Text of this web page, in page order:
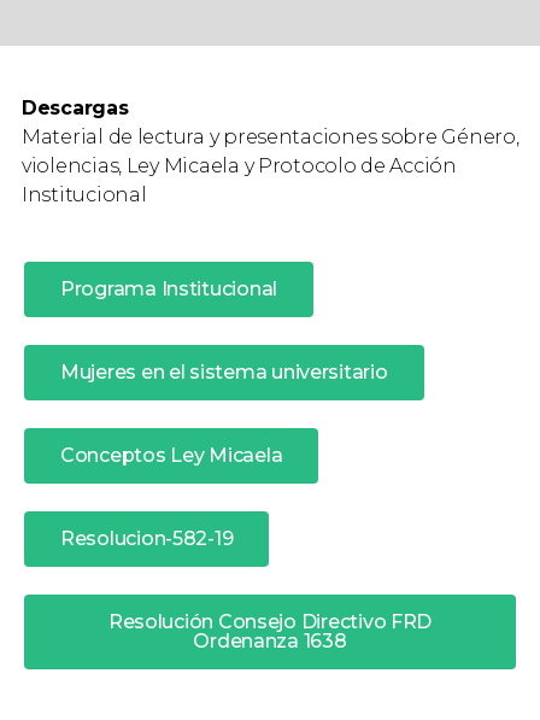
Descargas
Material de lectura y presentaciones sobre Género,
violencias, Ley Micaela y Protocolo de Acción
Institucional
Programa Institucional
Mujeres en el sistema universitario
Conceptos Ley Micaela
Resolucion-582-19
Resolución Consejo Directivo FRD
Ordenanza 1638